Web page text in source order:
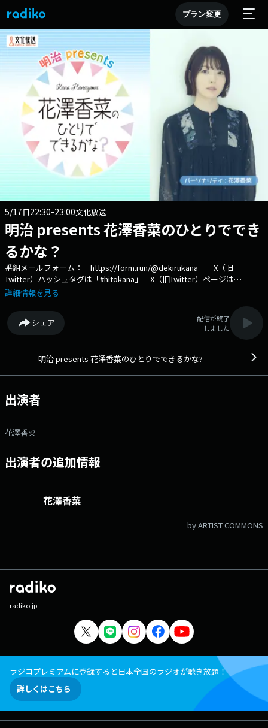
プラン変更
5/17日22:30-23:00文化放送
明治 presents 花澤香菜のひとりででき
るかな？
番組メールフォーム： https://form.run/@dekirukana X（旧
Twitter）ハッシュタグは「#hitokana」 X（旧Twitter）ページは
「https://twitter.com/hitokana_qr」 地上波：日 22:30～23:00
日々の出来事やお仕事のことなどをお話していくラジオ番組。 木曜の夜
は、花澤香菜さんの話を聞いてくれるかな？ 文化放送公式X（旧
Twitter）アカウントは「@joqrpr」 文化放送公式X（旧Twitter）ハッシ
「https://www.facebook.com/1134joqr」 文化放送公式LINEは
詳細情報を見る
シェア
配信が終了
しました
明治 presents 花澤香菜のひとりでできるかな?
出演者
花澤香菜
出演者の追加情報
花澤香菜
by ARTIST COMMONS
radiko.jp
ラジコプレミアムに登録すると日本全国のラジオが聴き放題！
詳しくはこちら